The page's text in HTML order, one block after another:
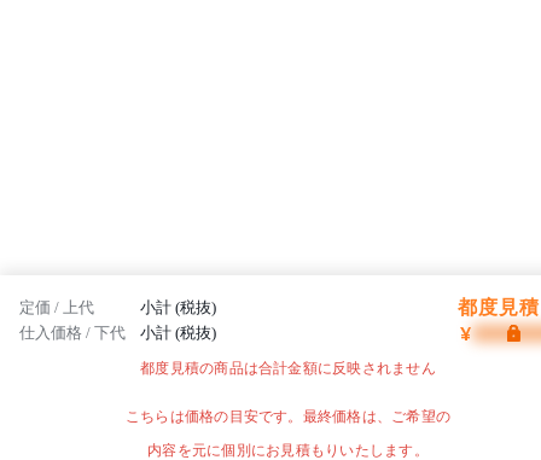
定価 / 上代 小計 (税抜) 都度見
仕入価格 / 下代 小計 (税抜) ¥
都度見積の商品は合計金額に反映されません
こちらは価格の目安です。最終価格は、ご希望の
内容を元に個別にお見積もりいたします。